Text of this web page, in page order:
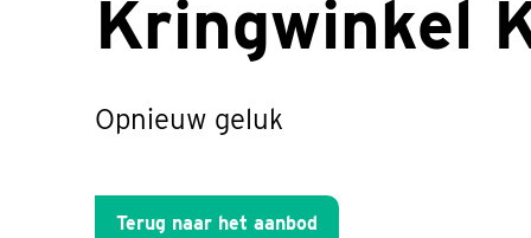
Kringwinkel
Opnieuw geluk
Terug naar het aanbod